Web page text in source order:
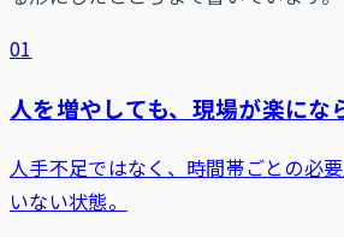
01
人を増やしても、現場が楽にな
人手不足ではなく、時間帯ごとの必
いない状態。